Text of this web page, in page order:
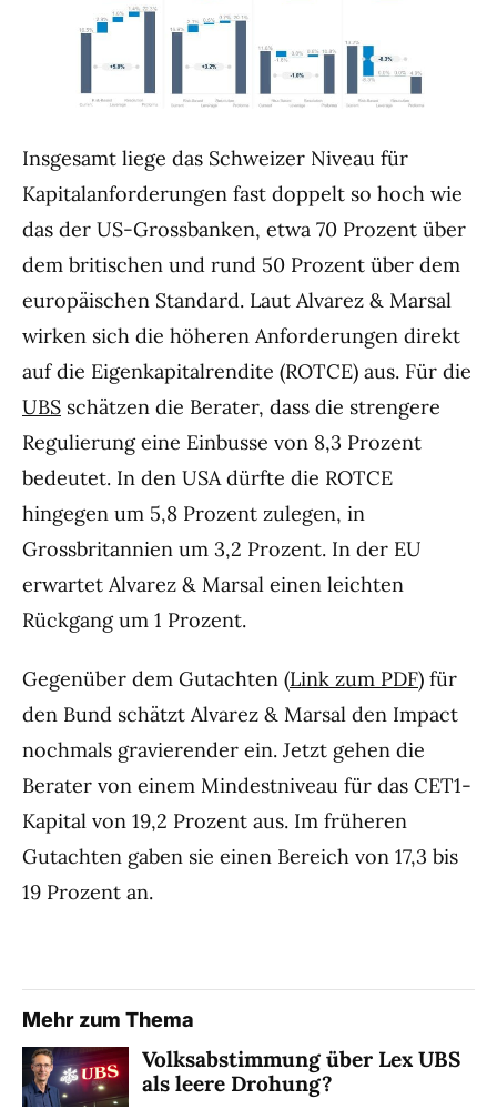
Insgesamt liege das Schweizer Niveau für
Kapitalanforderungen fast doppelt so hoch wie
das der US-Grossbanken, etwa 70 Prozent über
dem britischen und rund 50 Prozent über dem
europäischen Standard. Laut Alvarez & Marsal
wirken sich die höheren Anforderungen direkt
auf die Eigenkapitalrendite (ROTCE) aus. Für die
UBS schätzen die Berater, dass die strengere
Regulierung eine Einbusse von 8,3 Prozent
bedeutet. In den USA dürfte die ROTCE
hingegen um 5,8 Prozent zulegen, in
Grossbritannien um 3,2 Prozent. In der EU
erwartet Alvarez & Marsal einen leichten
Rückgang um 1 Prozent.
Gegenüber dem Gutachten (Link zum PDF) für
den Bund schätzt Alvarez & Marsal den Impact
nochmals gravierender ein. Jetzt gehen die
Berater von einem Mindestniveau für das CET1-
Kapital von 19,2 Prozent aus. Im früheren
Gutachten gaben sie einen Bereich von 17,3 bis
19 Prozent an.
Mehr zum Thema
Volksabstimmung über Lex UBS
als leere Drohung?